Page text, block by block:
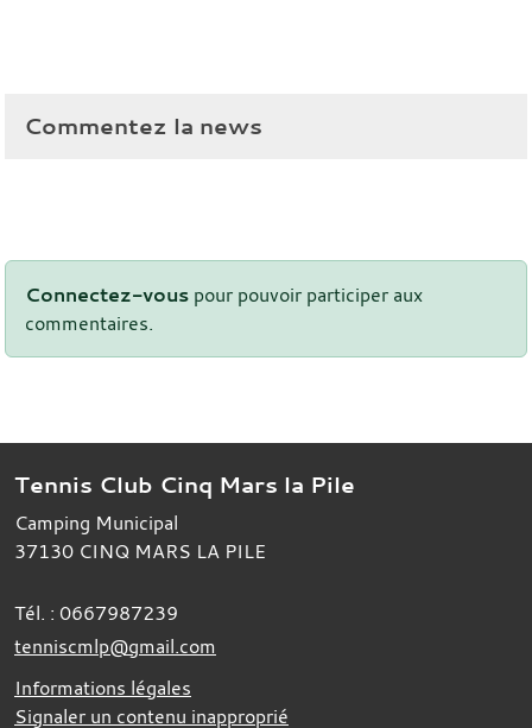
Commentez la news
Connectez-vous pour pouvoir participer aux
commentaires.
Tennis Club Cinq Mars la Pile
Camping Municipal
37130 CINQ MARS LA PILE
Tél. : 0667987239
tenniscmlp@gmail.com
Informations légales
Signaler un contenu inapproprié